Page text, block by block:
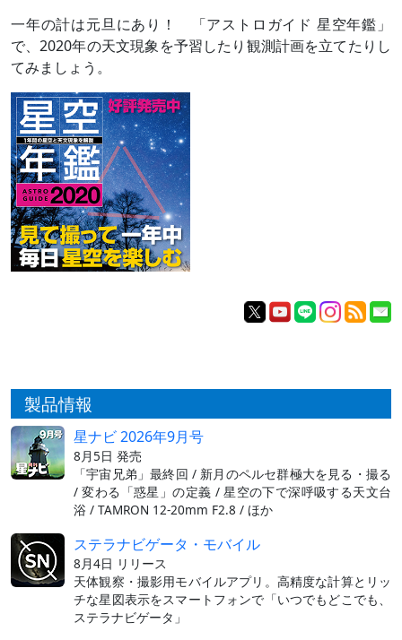
一年の計は元旦にあり！ 「アストロガイド 星空年鑑」
で、2020年の天文現象を予習したり観測計画を立てたりし
てみましょう。
製品情報
星ナビ 2026年9月号
8月5日 発売
「宇宙兄弟」最終回 / 新月のペルセ群極大を見る・撮る
/ 変わる「惑星」の定義 / 星空の下で深呼吸する天文台
浴 / TAMRON 12-20mm F2.8 / ほか
ステラナビゲータ・モバイル
8月4日 リリース
天体観察・撮影用モバイルアプリ。高精度な計算とリッ
チな星図表示をスマートフォンで「いつでもどこでも、
ステラナビゲータ」